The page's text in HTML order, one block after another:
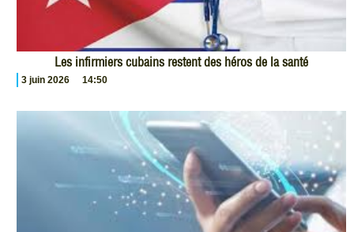
Les infirmiers cubains restent des héros de la santé
3 juin 2026 14:50